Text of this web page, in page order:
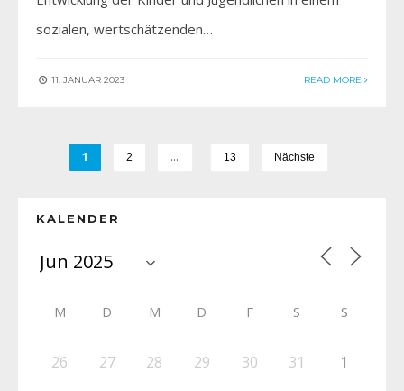
sozialen, wertschätzenden…
11. JANUAR 2023 READ MORE
1 2 … 13 Nächste
KALENDER
M D M D F S S
26 27 28 29 30 31 1